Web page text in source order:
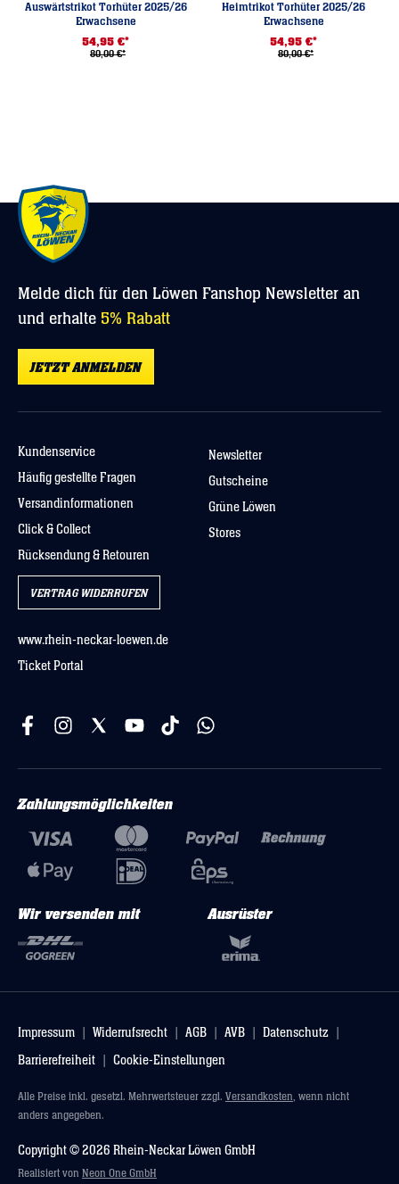
Auswärtstrikot Torhüter 2025/26
Erwachsene
54,95 €*
80,00 €*
Heimtrikot Torhüter 2025/26
Erwachsene
54,95 €*
80,00 €*
Melde dich für den Löwen Fanshop Newsletter an
und erhalte 5% Rabatt
JETZT ANMELDEN
Kundenservice
Häufig gestellte Fragen
Versandinformationen
Click & Collect
Rücksendung & Retouren
Newsletter
Gutscheine
Grüne Löwen
Stores
VERTRAG WIDERRUFEN
www.rhein-neckar-loewen.de
Ticket Portal
Zahlungsmöglichkeiten
Wir versenden mit Ausrüster
Copyright © 2026 Rhein-Neckar Löwen GmbH
Realisiert von Neon One GmbH
Impressum Widerrufsrecht AGB AVB Datenschutz
Barrierefreiheit Cookie-Einstellungen
Alle Preise inkl. gesetzl. Mehrwertsteuer zzgl. Versandkosten, wenn nicht
anders angegeben.